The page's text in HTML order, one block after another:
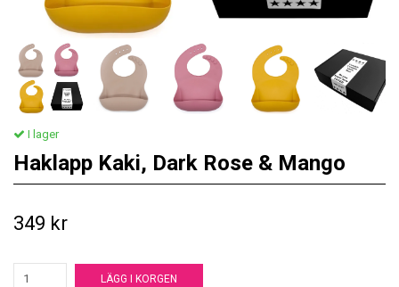
I lager
Haklapp Kaki, Dark Rose & Mango
349 kr
LÄGG I KORGEN